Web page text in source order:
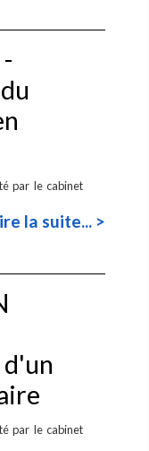
par le cabinet
la suite... >
par le cabinet